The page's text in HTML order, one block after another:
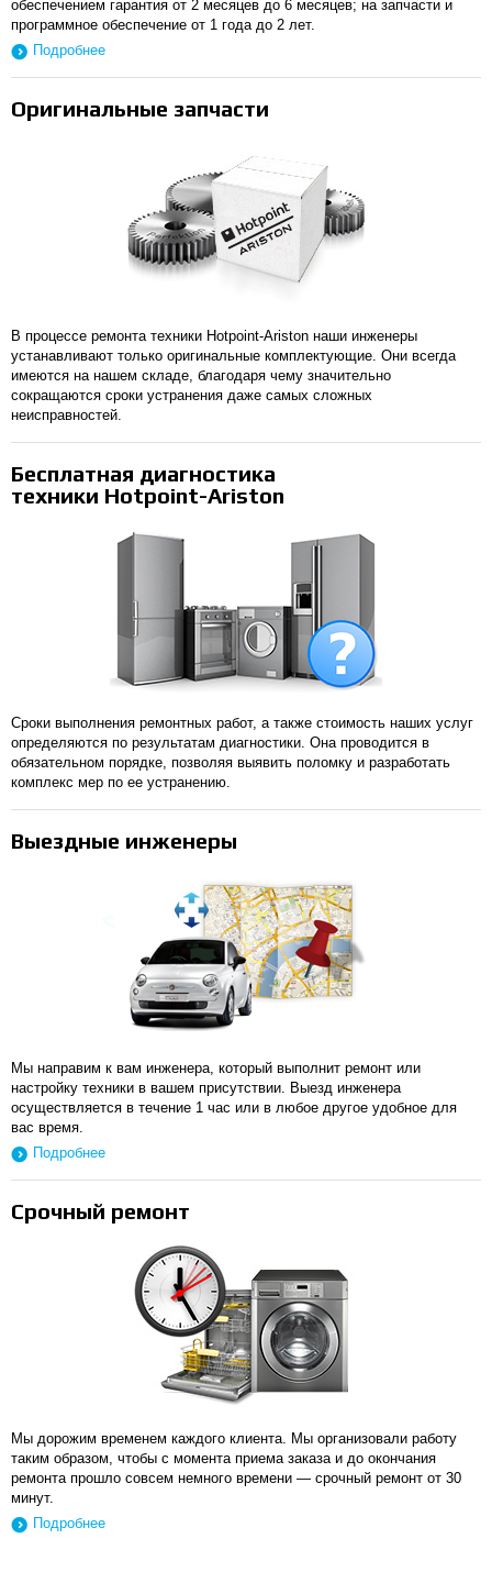
обеспечением гарантия от 2 месяцев до 6 месяцев; на запчасти и
программное обеспечение от 1 года до 2 лет.
Подробнее
Оригинальные запчасти
В процессе ремонта техники Hotpoint-Ariston наши инженеры
устанавливают только оригинальные комплектующие. Они всегда
имеются на нашем складе, благодаря чему значительно
сокращаются сроки устранения даже самых сложных
неисправностей.
Бесплатная диагностика
техники Hotpoint-Ariston
Сроки выполнения ремонтных работ, а также стоимость наших услуг
определяются по результатам диагностики. Она проводится в
обязательном порядке, позволяя выявить поломку и разработать
комплекс мер по ее устранению.
Выездные инженеры
Мы направим к вам инженера, который выполнит ремонт или
настройку техники в вашем присутствии. Выезд инженера
осуществляется в течение 1 час или в любое другое удобное для
вас время.
Подробнее
Срочный ремонт
Мы дорожим временем каждого клиента. Мы организовали работу
таким образом, чтобы с момента приема заказа и до окончания
ремонта прошло совсем немного времени — срочный ремонт от 30
минут.
Подробнее